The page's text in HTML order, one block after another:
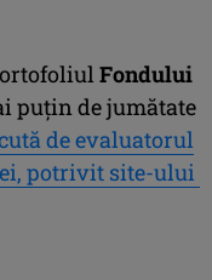
Fondului
puţin de jumătate
de evaluatorul
potrivit site-ului